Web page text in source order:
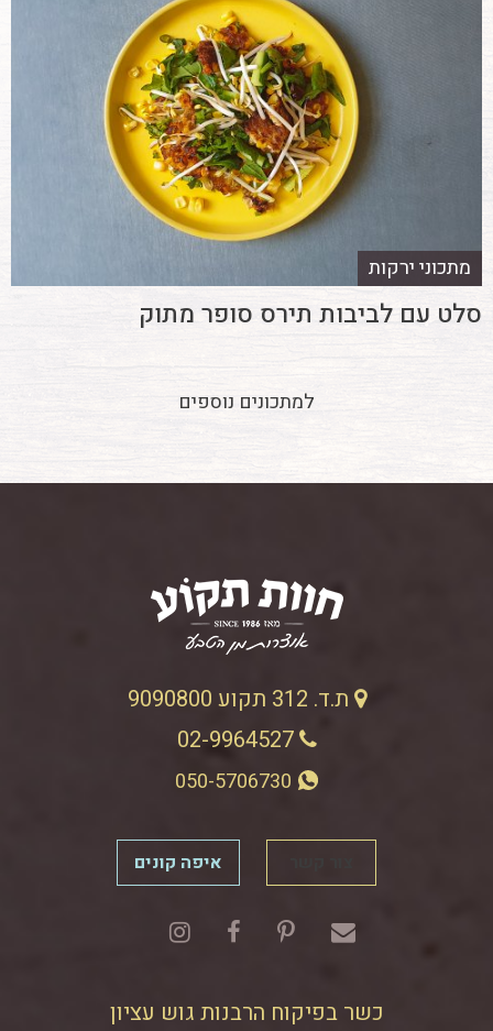
מתכוני ירקות
סלט עם לביבות תירס סופר מתוק
למתכונים נוספים
ת.ד. 312 תקוע 9090800
02-9964527
איפה קונים
כשר בפיקוח הרבנות גוש עציון